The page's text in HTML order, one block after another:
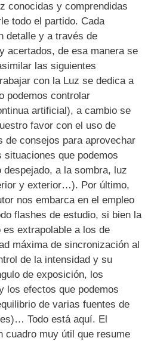
conocidas y comprendidas
todo el partido. Cada
detalle y a través de
acertados, de esa manera se
las siguientes
con la Luz se dedica a
podemos controlar
artificial), a cambio se
favor con el uso de
de consejos para aprovechar
que podemos
a la sombra, luz
y exterior…). Por último,
nos embarca en el empleo
flashes de estudio, si bien la
extrapolable a los de
máxima de sincronización al
de la intensidad y su
de exposición, los
los efectos que podemos
de varias fuentes de
Todo está aquí. El
cuadro muy útil que resume